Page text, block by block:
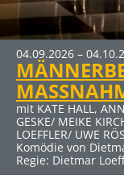
04.09.2026 –
mit KATE HALL,
GESKE/ MEIKE
LOEFFLER/ UWE
Komödie von
Regie: Dietmar
19.03.2027 –
DER
mit MICHAELA MAY
Komödie von
30.04.2027 –
mit DUSTIN
THULL-EMDEN u. a.
Kein Thriller (Auch
Sebastian Fitzek
Heinersdorff